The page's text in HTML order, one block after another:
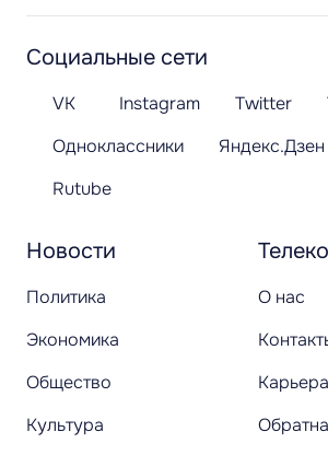
Новости
Политика
Экономика
Общество
Культура
О нас
Карьера
Социальные сети
VK Instagram Twitter
Одноклассники
Яндекс.Дзен
Rutube